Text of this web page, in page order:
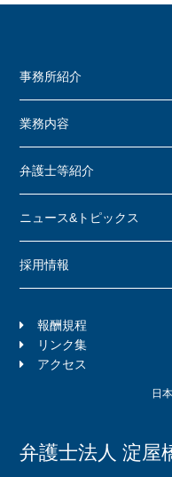
事務所紹介
業務内容
弁護士等紹介
ニュース&トピックス
採用情報
報酬規程
リンク集
アクセス
日
弁護士法人 淀屋